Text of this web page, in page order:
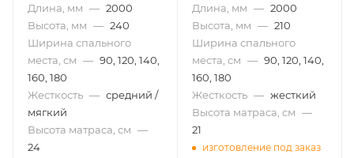
Длина, мм — 2000
Высота, мм — 240
Ширина спального
места, см — 90, 120, 140,
160, 180
Жесткость — средний /
мягкий
Высота матраса, см —
24
Длина, мм — 2000
Высота, мм — 210
Ширина спального
места, см — 90, 120, 140,
160, 180
Жесткость — жесткий
Высота матраса, см —
21
изготовление под заказ